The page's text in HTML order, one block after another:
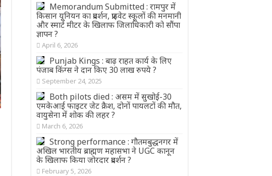
Memorandum Submitted : रामपुर में
किसान यूनियन का प्रदर्शन, प्राइवेट स्कूलों की मनमानी
और स्मार्ट मीटर के खिलाफ जिलाधिकारी को सौंपा
ज्ञापन ?
April 6, 2026
Punjab Kings : बाढ़ राहत कार्य के लिए
पंजाब किंग्स ने दान किए 30 लाख रुपये ?
September 24, 2025
Both pilots died : असम में सुखोई-30
एमकेआई फाइटर जेट क्रैश, दोनों पायलटों की मौत,
वायुसेना में शोक की लहर ?
March 6, 2026
Strong performance : गौतमबुद्धनगर में
अखिल भारतीय ब्राह्मण महासभा ने UGC कानून
के खिलाफ किया जोरदार प्रदर्शन ?
February 5, 2026